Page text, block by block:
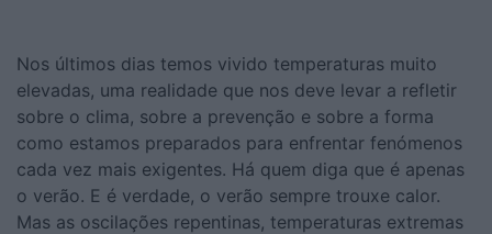
Nos últimos dias temos vivido temperaturas muito
elevadas, uma realidade que nos deve levar a refletir
sobre o clima, sobre a prevenção e sobre a forma
como estamos preparados para enfrentar fenómenos
cada vez mais exigentes. Há quem diga que é apenas
o verão. E é verdade, o verão sempre trouxe calor.
Mas as oscilações repentinas, temperaturas extremas